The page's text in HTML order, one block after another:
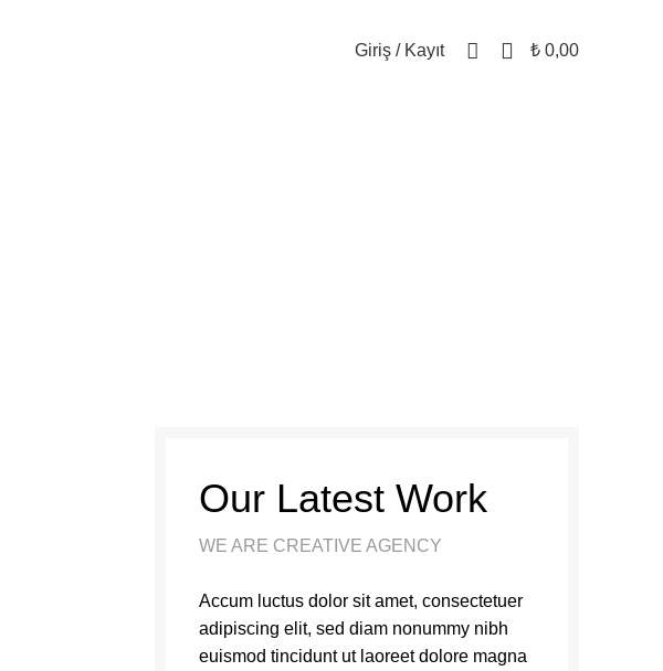
Giriş / Kayıt ₺ 0,00
Our Latest Work
WE ARE CREATIVE AGENCY
Accum luctus dolor sit amet, consectetuer
adipiscing elit, sed diam nonummy nibh
euismod tincidunt ut laoreet dolore magna